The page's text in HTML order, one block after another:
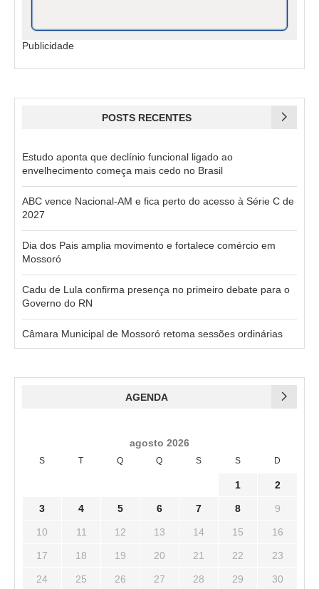
Publicidade
POSTS RECENTES
Estudo aponta que declínio funcional ligado ao
envelhecimento começa mais cedo no Brasil
ABC vence Nacional-AM e fica perto do acesso à Série C de
2027
Dia dos Pais amplia movimento e fortalece comércio em
Mossoró
Cadu de Lula confirma presença no primeiro debate para o
Governo do RN
Câmara Municipal de Mossoró retoma sessões ordinárias
AGENDA
agosto 2026
S T Q Q S S D
1 2
3 4 5 6 7 8 9
10 11 12 13 14 15 16
17 18 19 20 21 22 23
24 25 26 27 28 29 30